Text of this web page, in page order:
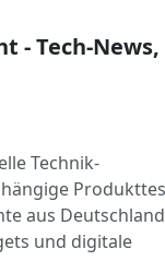
- Tech-
Technik-
aus
und digitale